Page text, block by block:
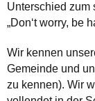
Unterschied zum
„Don‘t worry, be
Wir kennen
Gemeinde und
zu kennen). Wir